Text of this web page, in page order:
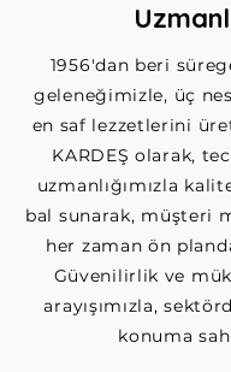
1956'dan beri
geleneğimizle, üç
en saf lezzetlerini
KARDEŞ olarak,
uzmanlığımızla
bal sunarak, müşteri
her zaman ön
Güvenilirlik ve
arayışımızla,
konuma